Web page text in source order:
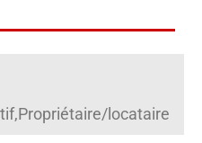
locataire